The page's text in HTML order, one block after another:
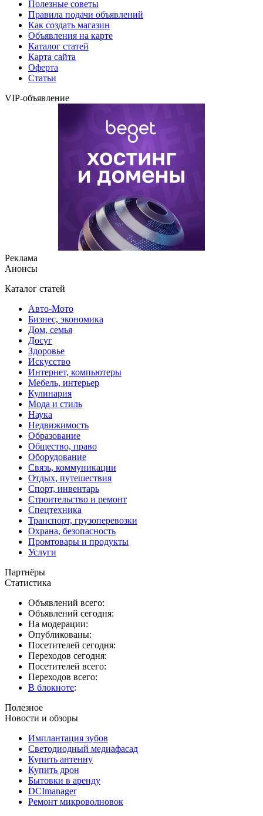
Полезные советы
Правила подачи объявлений
Как создать магазин
Объявления на карте
Каталог статей
Карта сайта
Оферта
Статьи
VIP-объявление
Реклама
Анонсы
Каталог статей
Авто-Мото
Бизнес, экономика
Дом, семья
Досуг
Здоровье
Искусство
Интернет, компьютеры
Мебель, интерьер
Кулинария
Мода и стиль
Наука
Недвижимость
Образование
Общество, право
Оборудование
Связь, коммуникации
Отдых, путешествия
Спорт, инвентарь
Строительство и ремонт
Спецтехника
Транспорт, грузоперевозки
Охрана, безопасность
Промтовары и продукты
Услуги
Партнёры
Статистика
Объявлений всего:
Объявлений сегодня:
На модерации:
Опубликованы:
Посетителей сегодня:
Переходов сегодня:
Посетителей всего:
Переходов всего:
В блокноте:
Полезное
Новости и обзоры
Имплантация зубов
Светодиодный медиафасад
Купить антенну
Купить дрон
Бытовки в аренду
DCImanager
Ремонт микроволновок